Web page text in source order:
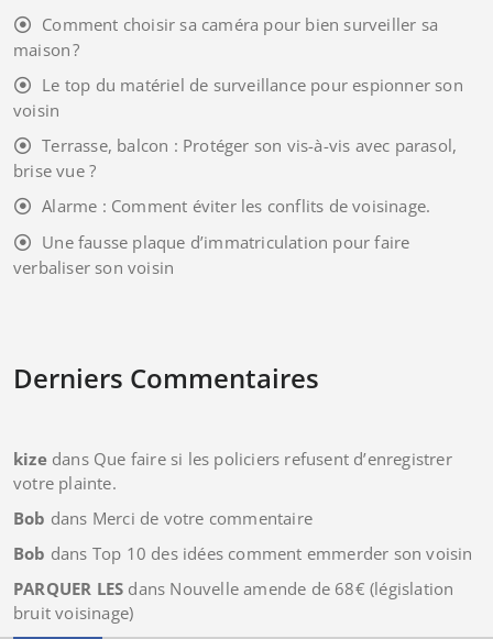
Comment choisir sa caméra pour bien surveiller sa
maison ?
Le top du matériel de surveillance pour espionner son
voisin
Terrasse, balcon : Protéger son vis-à-vis avec parasol,
brise vue ?
Alarme : Comment éviter les conflits de voisinage.
Une fausse plaque d’immatriculation pour faire
verbaliser son voisin
Derniers Commentaires
kizedans Que faire si les policiers refusent d’enregistrer
votre plainte.
Bob dans Merci de votre commentaire
Bob dans Top 10 des idées comment emmerder son voisin
PARQUER LES dans Nouvelle amende de 68€ (législation
bruit voisinage)